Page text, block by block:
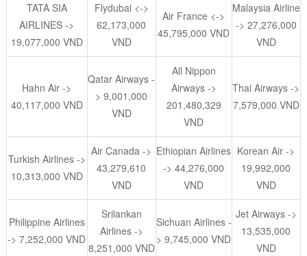
TATA SIA
AIRLINES ->
19,077,000 VND
Flydubai <->
62,173,000
VND
Air France <->
45,795,000 VND
Malaysia Airline
-> 27,276,000
VND
Hahn Air ->
40,117,000 VND
Qatar Airways -
> 9,001,000
VND
All Nippon
Airways ->
201,480,329
VND
Thai Airways ->
7,579,000 VND
Turkish Airlines ->
10,313,000 VND
Air Canada ->
43,279,610
VND
Ethiopian Airlines
-> 44,276,000
VND
Korean Air ->
19,992,000
VND
Philippine Airlines
-> 7,252,000 VND
Srilankan
Airlines ->
8,251,000 VND
Sichuan Airlines -
> 9,745,000 VND
Jet Airways ->
13,535,000
VND